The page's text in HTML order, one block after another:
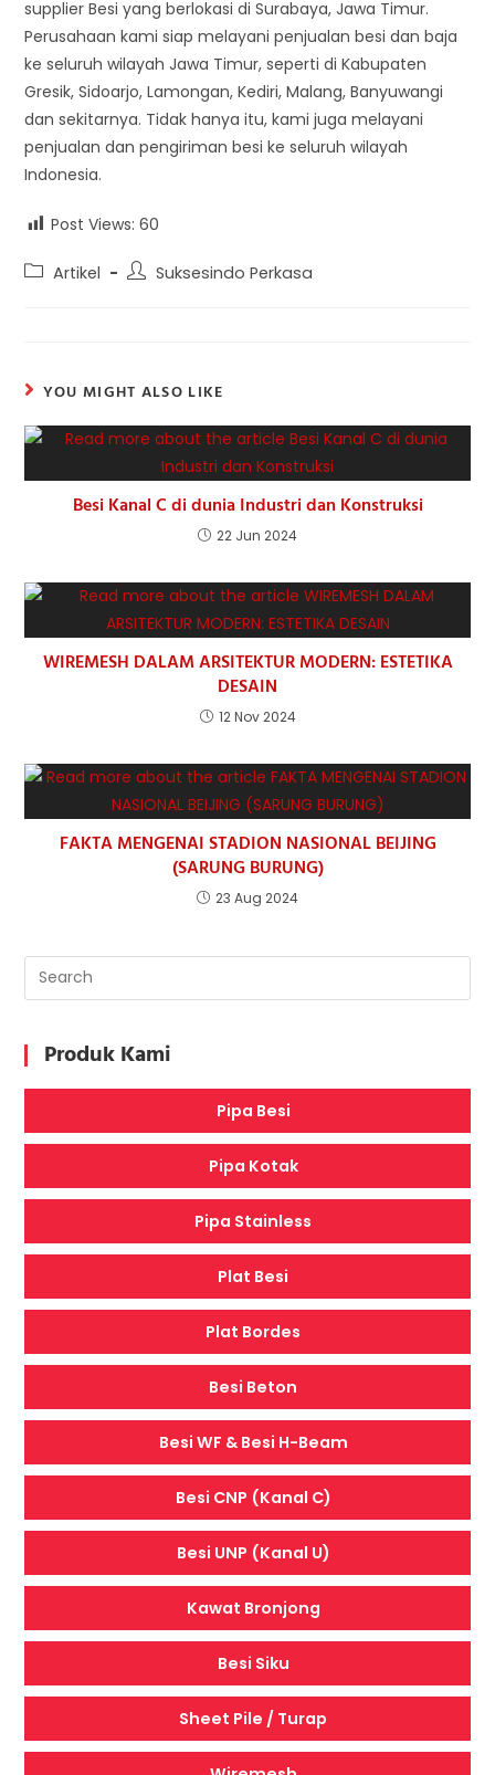
supplier Besi yang berlokasi di Surabaya, Jawa Timur.
Perusahaan kami siap melayani penjualan besi dan baja
ke seluruh wilayah Jawa Timur, seperti di Kabupaten
Gresik, Sidoarjo, Lamongan, Kediri, Malang, Banyuwangi
dan sekitarnya. Tidak hanya itu, kami juga melayani
penjualan dan pengiriman besi ke seluruh wilayah
Indonesia.
Post Views: 60
PostArtikel
PostSuksesindo Perkasa
YOU MIGHT ALSO LIKE
Besi Kanal C di dunia Industri dan Konstruksi
22 Jun 2024
WIREMESH DALAM ARSITEKTUR MODERN: ESTETIKA
DESAIN
12 Nov 2024
FAKTA MENGENAI STADION NASIONAL BEIJING
(SARUNG BURUNG)
23 Aug 2024
Produk Kami
Pipa Besi
Pipa Kotak
Pipa Stainless
Plat Besi
Plat Bordes
Besi Beton
Besi WF & Besi H-Beam
Besi CNP (Kanal C)
Besi UNP (Kanal U)
Kawat Bronjong
Besi Siku
Sheet Pile / Turap